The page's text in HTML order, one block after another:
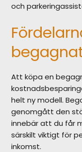
och
Att köpa en
helt ny modell.
genomgått den
innebär att du får
särskilt viktigt för
inkomst.